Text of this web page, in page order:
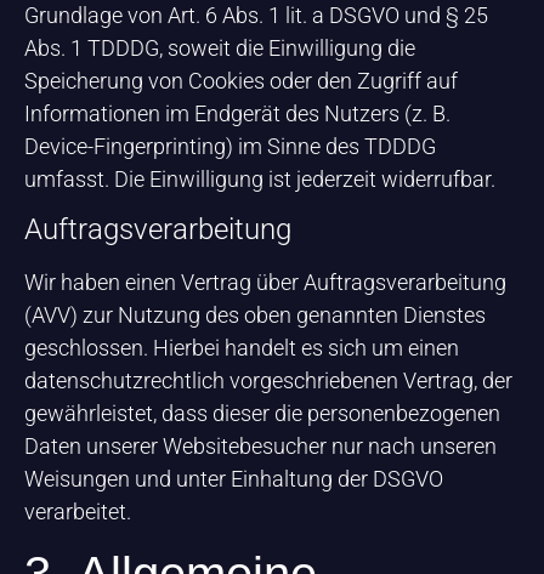
Grundlage von Art. 6 Abs. 1 lit. a DSGVO und § 25
Abs. 1 TDDDG, soweit die Einwilligung die
Speicherung von Cookies oder den Zugriff auf
Informationen im Endgerät des Nutzers (z. B.
Device-Fingerprinting) im Sinne des TDDDG
umfasst. Die Einwilligung ist jederzeit widerrufbar.
Auftragsverarbeitung
Wir haben einen Vertrag über Auftragsverarbeitung
(AVV) zur Nutzung des oben genannten Dienstes
geschlossen. Hierbei handelt es sich um einen
datenschutzrechtlich vorgeschriebenen Vertrag, der
gewährleistet, dass dieser die personenbezogenen
Daten unserer Websitebesucher nur nach unseren
Weisungen und unter Einhaltung der DSGVO
verarbeitet.